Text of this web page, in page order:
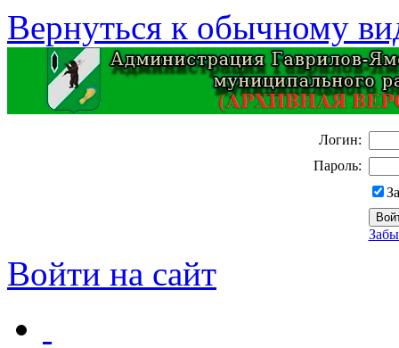
Вернуться к обычному
Логин:
Пароль:
Войти на сайт